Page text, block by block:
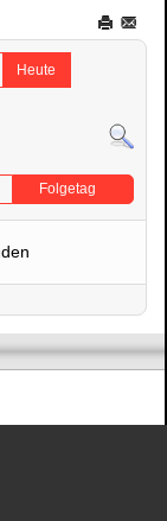
Heute
Folgetag